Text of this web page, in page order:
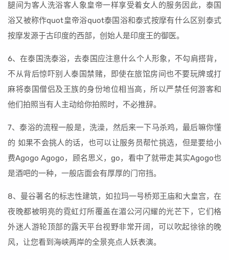
腿间为客人洗浴客人象皇帝一样享受着女人的服务因此，泰国
浴又被称作quot皇帝浴quot泰国浴和泰式按摩有什么区别泰式
按摩发源于古印度的西部，创始人是印度王的御医。
6、在泰国洗泰浴，去泰国应注意什么个人形象，不勾肩搭背，
不从背后惊吓别人泰国禁赌，即使在旅馆房间也不要玩牌或打
麻将泰国僧侣及王族的身份地位相当高，所以严禁任何游客和
他们拍照当有人主动给你拍照时，不必推辞。
7、泰浴的流程一般是，洗澡，然后来一下马杀鸡，最后嘛你懂
的 如果不会挑人的话，也可以让服务员帮忙挑选，但是要给小
费Agogo Agogo，顾名思义，go，看中了就带走其实Agogo也
是酒吧的一种，一般店面会有厚厚的门帘挡。
8、曼谷著名的标志性建筑，如拉玛一号桥郑王庙和大皇宫，在
夜晚都被明亮的霓虹灯所覆盖在湄公河闪耀的光芒下，它们格
外迷人游轮顶部的露天平台视野非常开阔，可以吹起徐徐的晚
风，让您看到海峡两岸的全景亮点人妖表演。